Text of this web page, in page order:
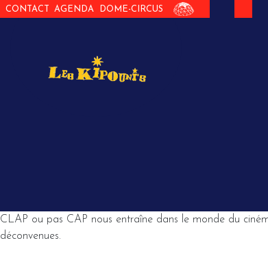
CONTACT AGENDA DOME-CIRCUS
CLAP ou pas CAP nous entraîne dans le monde du
déconvenues.